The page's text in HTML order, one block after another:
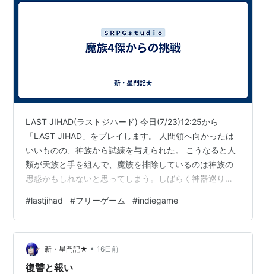
LAST JIHAD(ラストジハード) 今日(7/23)12:25から
「LAST JIHAD」をプレイします。 人間領へ向かったは
いいものの、神族から試練を与えられた。 こうなると人
類が天族と手を組んで、魔族を排除しているのは神族の
思惑かもしれないと思ってしまう。しばらく神器巡りす
レポ。)
#lastjihad #フリーゲーム #indiegame
新・星門記★ • 16日前
復讐と報い